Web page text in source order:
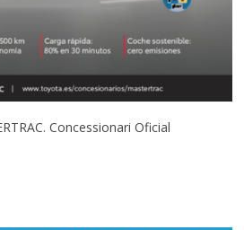
Concessionari Oficial